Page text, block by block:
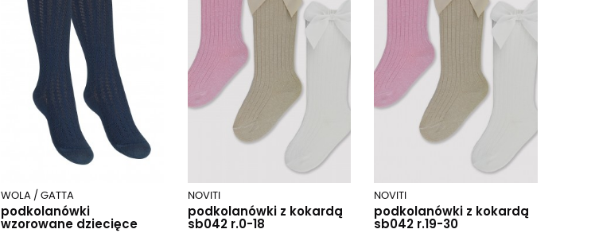
WOLA / GATTA
podkolanówki
wzorowane dziecięce
NOVITI
podkolanówki z kokardą
sb042 r.0-18
NOVITI
podkolanówki z kokardą
sb042 r.19-30